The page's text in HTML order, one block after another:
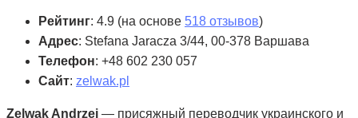
Рейтинг: 4.9 (на основе 518 отзывов)
Адрес: Stefana Jaracza 3/44, 00-378 Варшава
Телефон: +48 602 230 057
Сайт: zelwak.pl
Zelwak Andrzej — присяжный переводчик украинского и